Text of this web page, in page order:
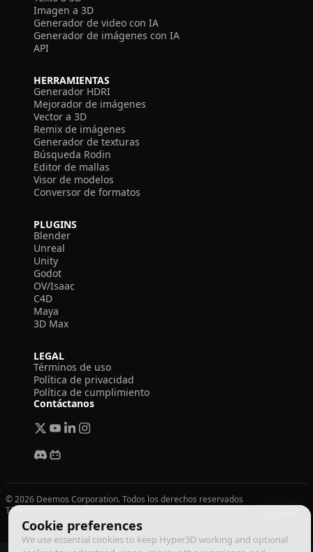
Cookie preferences
We use essential cookies to keep Hyper3D working and optional
Imagen a 3D
Generador de video con IA
Generador de imágenes con IA
API
HERRAMIENTAS
Generador HDRI
Mejorador de imágenes
Vector a 3D
Remix de imágenes
Generador de texturas
Búsqueda Rodin
Editor de mallas
Visor de modelos
Conversor de formatos
PLUGINS
Blender
Unreal
Unity
Godot
OV/Isaac
C4D
Maya
3D Max
LEGAL
Términos de uso
Política de privacidad
Política de cumplimiento
Contáctanos
© 2026 Deemos Corporation. Todos los derechos reservados
Términos de Uso